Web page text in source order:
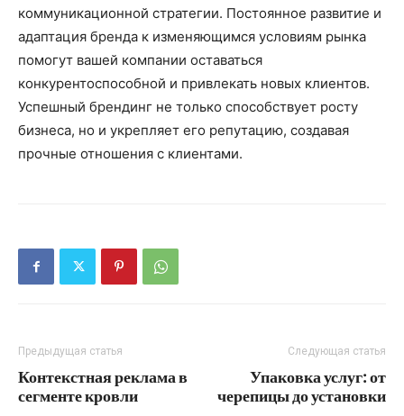
коммуникационной стратегии. Постоянное развитие и
адаптация бренда к изменяющимся условиям рынка
помогут вашей компании оставаться
конкурентоспособной и привлекать новых клиентов.
Успешный брендинг не только способствует росту
бизнеса, но и укрепляет его репутацию, создавая
прочные отношения с клиентами.
Предыдущая статья
Контекстная реклама в
сегменте кровли
Следующая статья
Упаковка услуг: от
черепицы до установки